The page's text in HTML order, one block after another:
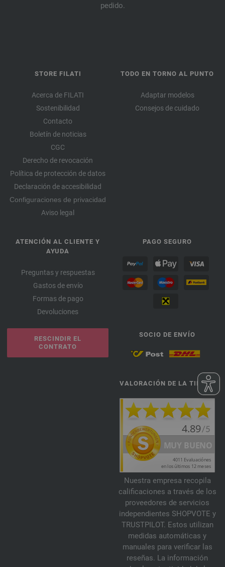
pedido.
STORE FILATI
Acerca de FILATI
Sostenibilidad
Contacto
Boletín de noticias
CGC
Derecho de revocación
Política de protección de datos
Declaración de accesibilidad
Configuraciones de privacidad
Aviso legal
TODO EN TORNO AL PUNTO
Adaptar modelos
Consejos de cuidado
ATENCIÓN AL CLIENTE Y
AYUDA
Preguntas y respuestas
Gastos de envío
Formas de pago
Devoluciones
RESCINDIR EL
CONTRATO
PAGO SEGURO
SOCIO DE ENVÍO
VALORACIÓN DE LA TIENDA
Nuestra empresa recopila
calificaciones a través de los
proveedores de servicios
independientes SHOPVOTE y
TRUSTPILOT. Estos utilizan
medidas automáticas y
manuales para verificar las
reseñas. La información